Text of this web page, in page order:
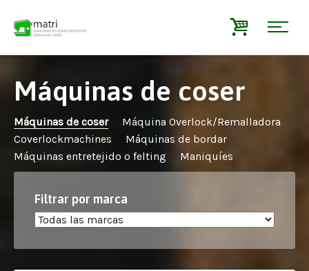
Máquinas de coser
Máquinas de coser
Máquina Overlock/Remalladora
Coverlockmachines
Máquinas de bordar
Máquinas entretejido o felting
Maniquíes
Filtrar por marca